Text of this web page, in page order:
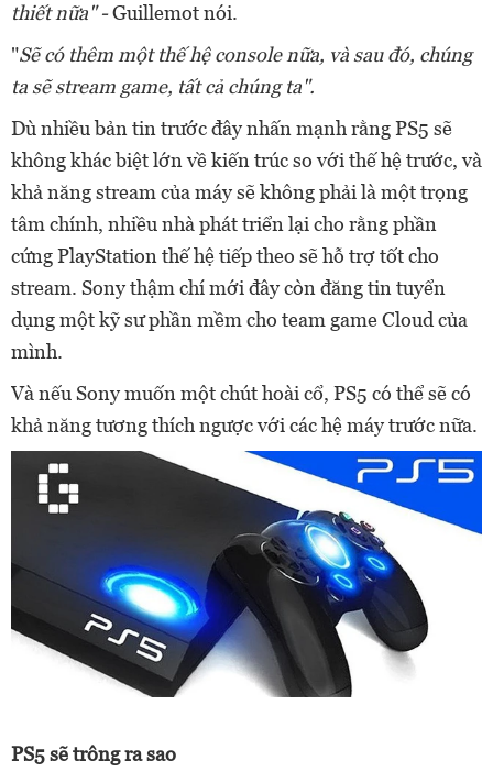
thiết nữa" -Guillemot nói.
"Sẽ có thêm một thế hệ console nữa, và sau đó, chúng
ta sẽ stream game, tất cả chúng ta".
Dù nhiều bản tin trước đây nhấn mạnh rằng PS5 sẽ
không khác biệt lớn về kiến trúc so với thế hệ trước, và
khả năng stream của máy sẽ không phải là một trọng
tâm chính, nhiều nhà phát triển lại cho rằng phần
cứng PlayStation thế hệ tiếp theo sẽ hỗ trợ tốt cho
stream. Sony thậm chí mới đây còn đăng tin tuyển
dụng một kỹ sư phần mềm cho team game Cloud của
mình.
Và nếu Sony muốn một chút hoài cổ, PS5 có thể sẽ có
khả năng tương thích ngược với các hệ máy trước nữa.
PS5 sẽ trông ra sao